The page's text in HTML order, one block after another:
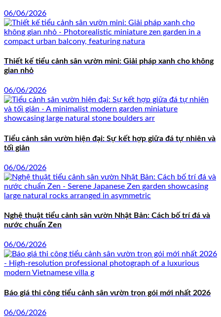
06/06/2026
Thiết kế tiểu cảnh sân vườn mini: Giải pháp xanh cho không
gian nhỏ
06/06/2026
Tiểu cảnh sân vườn hiện đại: Sự kết hợp giữa đá tự nhiên và
tối giản
06/06/2026
Nghệ thuật tiểu cảnh sân vườn Nhật Bản: Cách bố trí đá và
nước chuẩn Zen
06/06/2026
Báo giá thi công tiểu cảnh sân vườn trọn gói mới nhất 2026
06/06/2026